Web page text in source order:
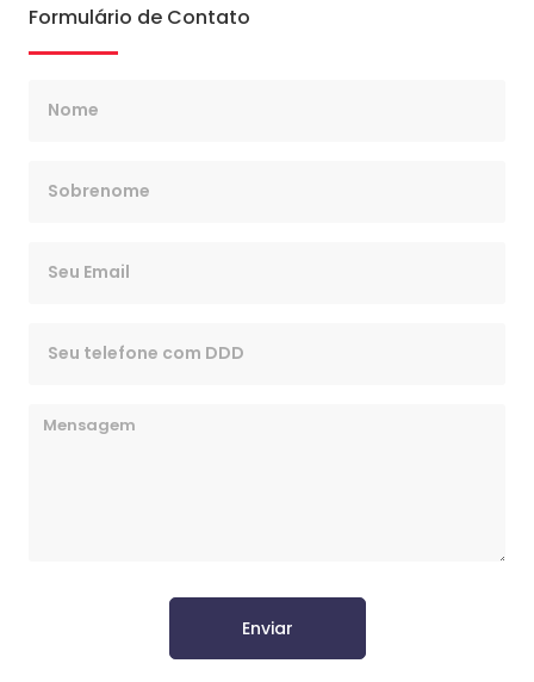
Formulário de Contato
Enviar